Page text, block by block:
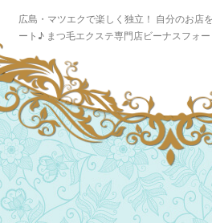
広島・マツエクで楽しく独立！ 自分のお店
ート♪ まつ毛エクステ専門店ビーナスフォー